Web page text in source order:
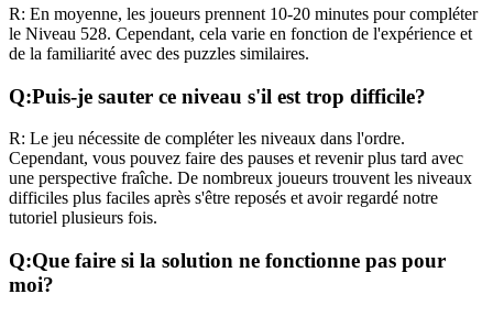
R: En moyenne, les joueurs prennent 10-20 minutes pour compléter
le Niveau 528. Cependant, cela varie en fonction de l'expérience et
de la familiarité avec des puzzles similaires.
Q:Puis-je sauter ce niveau s'il est trop difficile?
R: Le jeu nécessite de compléter les niveaux dans l'ordre.
Cependant, vous pouvez faire des pauses et revenir plus tard avec
une perspective fraîche. De nombreux joueurs trouvent les niveaux
difficiles plus faciles après s'être reposés et avoir regardé notre
tutoriel plusieurs fois.
Q:Que faire si la solution ne fonctionne pas pour
moi?